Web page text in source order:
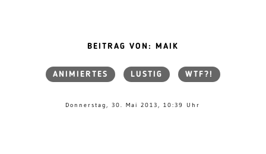
BEITRAG VON: MAIK
ANIMIERTES LUSTIG WTF?!
Donnerstag, 30. Mai 2013, 10:39 Uhr